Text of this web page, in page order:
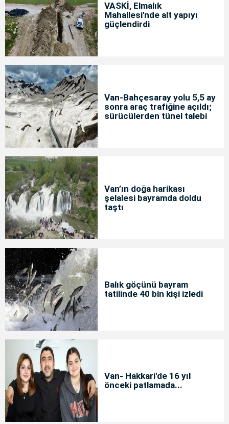
VASKİ, Elmalık
Mahallesi'nde alt yapıyı
güçlendirdi
Van-Bahçesaray yolu 5,5 ay
sonra araç trafiğine açıldı;
sürücülerden tünel talebi
Van’ın doğa harikası
şelalesi bayramda doldu
taştı
Balık göçünü bayram
tatilinde 40 bin kişi izledi
Van- Hakkari'de 16 yıl
önceki patlamada...